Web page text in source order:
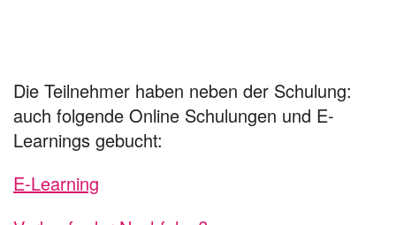
Die Teilnehmer haben neben der Schulung:
auch folgende Online Schulungen und E-
Learnings gebucht:
E-Learning